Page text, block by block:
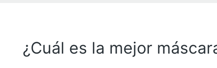
¿Cuál es la mejor